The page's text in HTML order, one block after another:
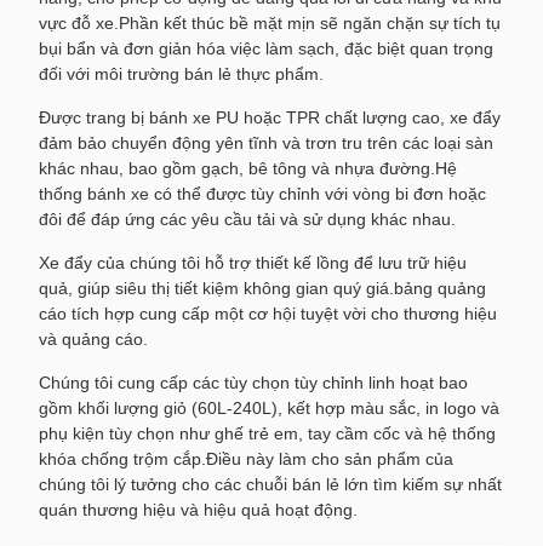
vực đỗ xe.Phần kết thúc bề mặt mịn sẽ ngăn chặn sự tích tụ
bụi bẩn và đơn giản hóa việc làm sạch, đặc biệt quan trọng
đối với môi trường bán lẻ thực phẩm.
Được trang bị bánh xe PU hoặc TPR chất lượng cao, xe đẩy
đảm bảo chuyển động yên tĩnh và trơn tru trên các loại sàn
khác nhau, bao gồm gạch, bê tông và nhựa đường.Hệ
thống bánh xe có thể được tùy chỉnh với vòng bi đơn hoặc
đôi để đáp ứng các yêu cầu tải và sử dụng khác nhau.
Xe đẩy của chúng tôi hỗ trợ thiết kế lồng để lưu trữ hiệu
quả, giúp siêu thị tiết kiệm không gian quý giá.bảng quảng
cáo tích hợp cung cấp một cơ hội tuyệt vời cho thương hiệu
và quảng cáo.
Chúng tôi cung cấp các tùy chọn tùy chỉnh linh hoạt bao
gồm khối lượng giỏ (60L-240L), kết hợp màu sắc, in logo và
phụ kiện tùy chọn như ghế trẻ em, tay cầm cốc và hệ thống
khóa chống trộm cắp.Điều này làm cho sản phẩm của
chúng tôi lý tưởng cho các chuỗi bán lẻ lớn tìm kiếm sự nhất
quán thương hiệu và hiệu quả hoạt động.